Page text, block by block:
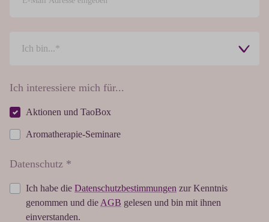
Ich interessiere mich für...
Aktionen und TaoBox
Aromatherapie-Seminare
Datenschutz *
Ich habe die Datenschutzbestimmungen zur Kenntnis
genommen und dieAGB gelesen und bin mit ihnen
einverstanden.